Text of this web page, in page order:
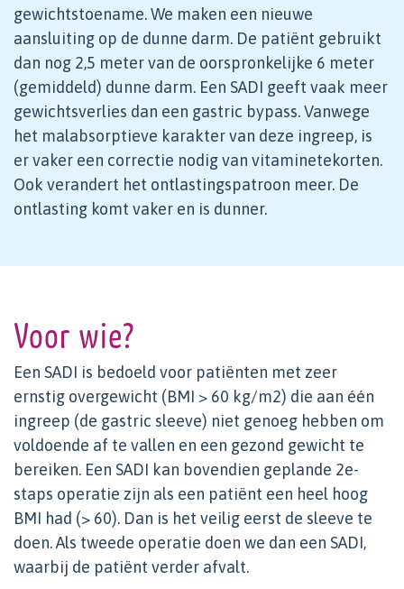
gewichtstoename. We maken een nieuwe
aansluiting op de dunne darm. De patiënt gebruikt
dan nog 2,5 meter van de oorspronkelijke 6 meter
(gemiddeld) dunne darm. Een SADI geeft vaak meer
gewichtsverlies dan een gastric bypass. Vanwege
het malabsorptieve karakter van deze ingreep, is
er vaker een correctie nodig van vitaminetekorten.
Ook verandert het ontlastingspatroon meer. De
ontlasting komt vaker en is dunner.
Voor wie?
Een SADI is bedoeld voor patiënten met zeer
ernstig overgewicht (BMI > 60 kg/m2) die aan één
ingreep (de gastric sleeve) niet genoeg hebben om
voldoende af te vallen en een gezond gewicht te
bereiken. Een SADI kan bovendien geplande 2e-
staps operatie zijn als een patiënt een heel hoog
BMI had (> 60). Dan is het veilig eerst de sleeve te
doen. Als tweede operatie doen we dan een SADI,
waarbij de patiënt verder afvalt.